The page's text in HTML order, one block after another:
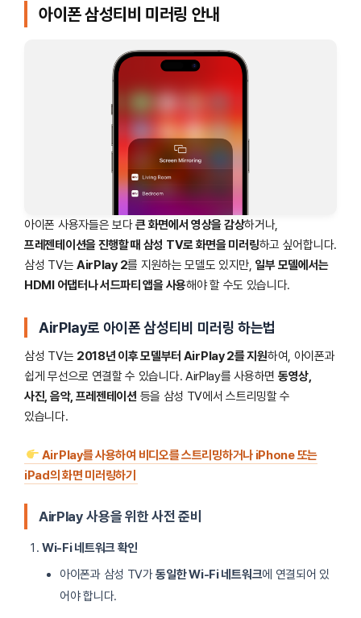
아이폰 삼성티비 미러링 안내
아이폰 사용자들은 보다큰 화면에서 영상을 감상하거나,
프레젠테이션을 진행할 때 삼성 TV로 화면을 미러링하고 싶어합니다.
삼성 TV는 AirPlay 2를 지원하는 모델도 있지만, 일부 모델에서는
HDMI 어댑터나 서드파티 앱을 사용해야 할 수도 있습니다.
AirPlay로 아이폰 삼성티비 미러링 하는법
삼성 TV는 2018년 이후 모델부터 AirPlay 2를 지원하여, 아이폰과
쉽게 무선으로 연결할 수 있습니다. AirPlay를 사용하면 동영상,
사진, 음악, 프레젠테이션 등을 삼성 TV에서 스트리밍할 수
있습니다.
AirPlay를 사용하여 비디오를 스트리밍하거나 iPhone 또는
iPad의 화면 미러링하기
AirPlay 사용을 위한 사전 준비
Wi-Fi 네트워크 확인
아이폰과 삼성 TV가동일한 Wi-Fi 네트워크에 연결되어 있
어야 합니다.